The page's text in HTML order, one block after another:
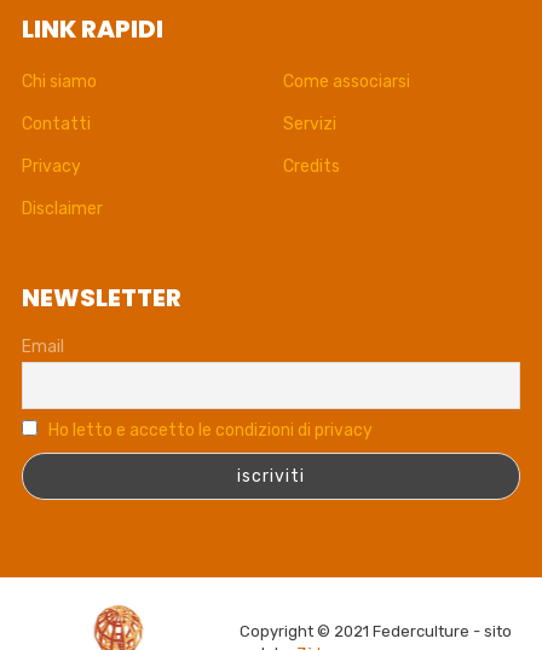
LINK RAPIDI
Chi siamo Come associarsi
Contatti Servizi
Privacy Credits
Disclaimer
NEWSLETTER
Email
Ho letto e accetto le condizioni di privacy
Copyright © 2021 Federculture - sito